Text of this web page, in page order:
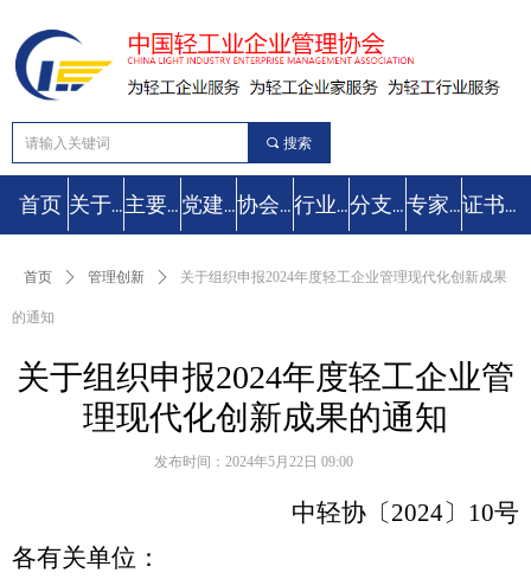
首页 关于协会 主要工作 党建工作 协会动态 行业要闻 分支机构 专家库 证书查询
끠 搜索
关于组织申报2024年度轻工企业管
理现代化创新成果的通知
首页 ꄲ 管理创新 ꄲ 关于组织申报2024年度轻工企业管理现代化创新成果
的通知
中轻协〔2024〕 10号
各有关单位：
发布时间： 2024年5月22日 09:00